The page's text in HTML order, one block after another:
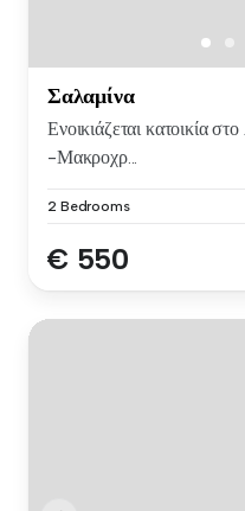
Σαλαμίνα
Ενοικιάζεται κατοικία
-Μακροχρ...
2 Bedrooms
€ 550